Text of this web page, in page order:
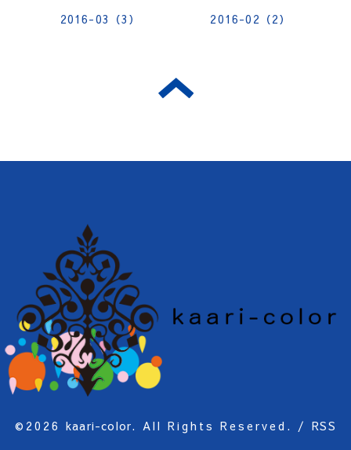
2016-03（3）
2016-02（2）
©2026kaari-color. All Rights Reserved. /RSS